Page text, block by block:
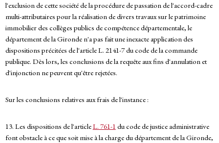
l'exclusion de cette société de la procédure de passation de l'accord-cadre
multi-attributaires pour la réalisation de divers travaux sur le patrimoine
immobilier des collèges publics de compétence départementale, le
département de la Gironde n'a pas fait une inexacte application des
dispositions précitées de l'article L. 2141-7 du code de la commande
publique. Dès lors, les conclusions de la requête aux fins d'annulation et
d'injonction ne peuvent qu'être rejetées.
Sur les conclusions relatives aux frais de l'instance :
13. Les dispositions de l'articleL. 761-1 du code de justice administrative
font obstacle à ce que soit mise à la charge du département de la Gironde,